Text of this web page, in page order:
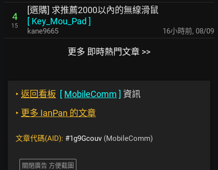
4
15
[選購] 求推薦2000以內的無線滑鼠
[ Key_Mou_Pad ]
kane9665 16小時前, 08/09
更多 即時熱門文章 >>
‣ 返回看板 [ MobileComm ] 資訊
‣ 更多 IanPan 的文章
文章代碼(AID): #1g9Gcouv (MobileComm)
關閉廣告 方便截圖